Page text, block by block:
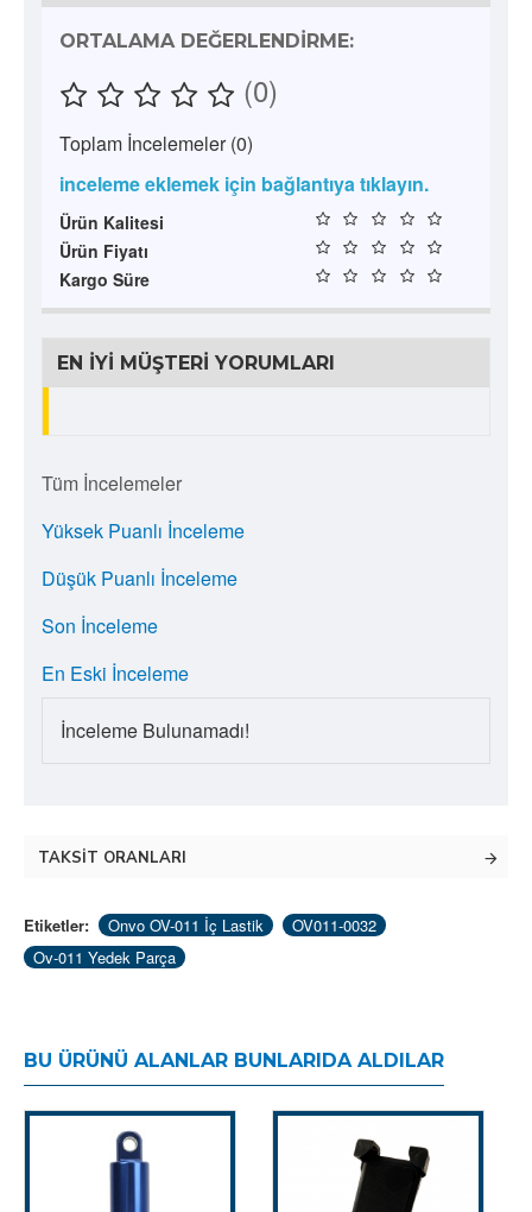
ORTALAMA DEĞERLENDIRME:
(0)
Toplam İncelemeler (0)
inceleme eklemek için bağlantıya tıklayın.
Ürün Kalitesi
Ürün Fiyatı
Kargo Süre
EN İYI MÜŞTERI YORUMLARI
Tüm İncelemeler
Yüksek Puanlı İnceleme
Düşük Puanlı İnceleme
Son İnceleme
En Eski İnceleme
İnceleme Bulunamadı!
TAKSIT ORANLARI
Etiketler: Onvo OV-011 İç Lastik
OV011-0032
Ov-011 Yedek Parça
BU ÜRÜNÜ ALANLAR BUNLARIDA ALDILAR